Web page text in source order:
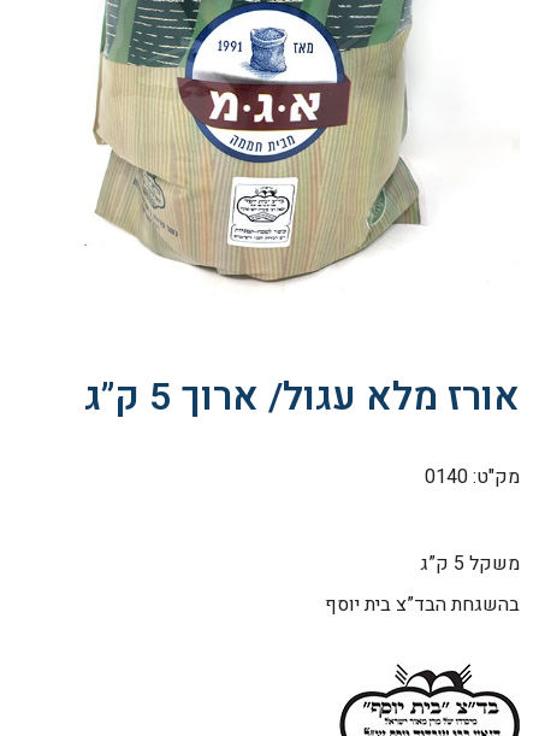
אורז מלא עגול/ ארוך 5 ק”ג
מק"ט: 0140
משקל 5 ק”ג
בהשגחת הבד”צ בית יוסף